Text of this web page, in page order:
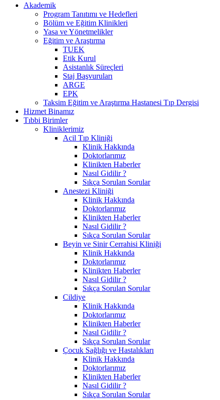
Akademik
Program Tanıtımı ve Hedefleri
Bölüm ve Eğitim Klinikleri
Yasa ve Yönetmelikler
Eğitim ve Araştırma
TUEK
Etik Kurul
Asistanlık Süreçleri
Staj Başvuruları
ARGE
EPK
Taksim Eğitim ve Araştırma Hastanesi Tıp Dergisi
Hizmet Binamız
Tıbbi Birimler
Kliniklerimiz
Acil Tıp Kliniği
Klinik Hakkında
Doktorlarımız
Klinikten Haberler
Nasıl Gidilir ?
Sıkça Sorulan Sorular
Anestezi Kliniği
Klinik Hakkında
Doktorlarımız
Klinikten Haberler
Nasıl Gidilir ?
Sıkça Sorulan Sorular
Beyin ve Sinir Cerrahisi Kliniği
Klinik Hakkında
Doktorlarımız
Klinikten Haberler
Nasıl Gidilir ?
Sıkça Sorulan Sorular
Cildiye
Klinik Hakkında
Doktorlarımız
Klinikten Haberler
Nasıl Gidilir ?
Sıkça Sorulan Sorular
Çocuk Sağlığı ve Hastalıkları
Klinik Hakkında
Doktorlarımız
Klinikten Haberler
Nasıl Gidilir ?
Sıkça Sorulan Sorular